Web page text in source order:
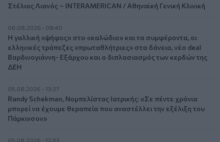
Στέλιος Λιανός – INTERAMERICAN / Αθηναϊκή Γενική Κλινική
06.08.2026 - 08:40
Η γαλλική «ψήφος» στο «καλώδιο» και τα συμφέροντα, οι
ελληνικές τράπεζες «πρωταθλήτριες» στα δάνεια, νέο deal
Βαρδινογιάννη- Εξάρχου και ο διπλασιασμός των κερδών της
ΔΕΗ
05.08.2026 - 13:37
Randy Schekman, Νομπελίστας Ιατρικής: «Σε πέντε χρόνια
μπορεί να έχουμε θεραπεία που αναστέλλει την εξέλιξη του
Πάρκινσον»
05.08.2026 - 12:33